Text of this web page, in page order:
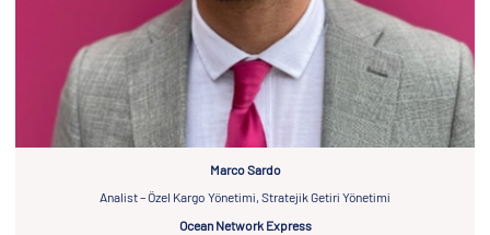
Marco Sardo
Analist – Özel Kargo Yönetimi, Stratejik Getiri Yönetimi
Ocean Network Express